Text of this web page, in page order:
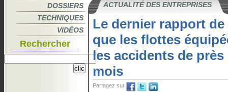
DOSSIERS
TECHNIQUES
VIDÉOS
Rechercher
ACTUALITÉ DES ENTREPRISES
Le dernier rapport de
que les flottes
les accidents de près
mois
Partagez sur